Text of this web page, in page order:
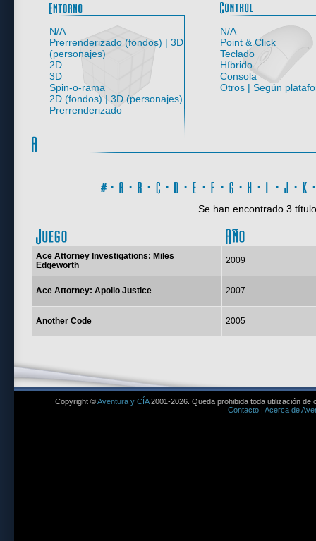
N/A
Prerrenderizado (fondos) | 3D
(personajes)
2D
3D
Spin-o-rama
2D (fondos) | 3D (personajes)
Prerrenderizado
N/A
Point & Click
Teclado
Híbrido
Consola
Otros | Según
· · · · · · · · · ·
Se han encontrado 3
Juego
Ace Attorney Investigations: Miles
Edgeworth
2009
Ace Attorney: Apollo Justice 2007
Another Code 2005
Copyright ©Aventura y CÍA2001-2026. Queda prohibida toda utilización de
Contacto| Acerca de